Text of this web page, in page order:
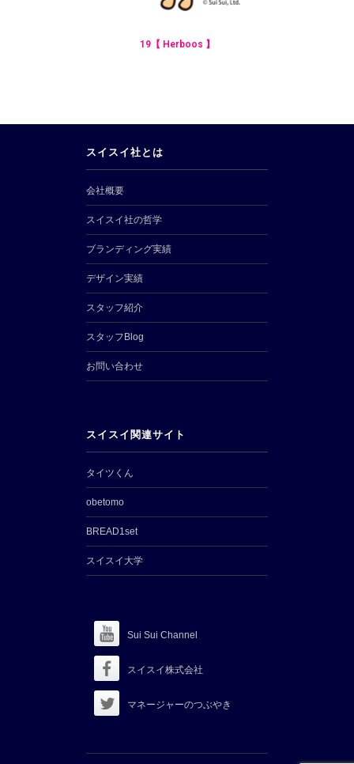
19【 Herboos 】
スイスイ社とは
会社概要
スイスイ社の哲学
ブランディング実績
デザイン実績
スタッフ紹介
スタッフBlog
お問い合わせ
スイスイ関連サイト
タイツくん
obetomo
BREAD1set
スイスイ大学
Sui Sui Channel
スイスイ株式会社
マネージャーのつぶやき